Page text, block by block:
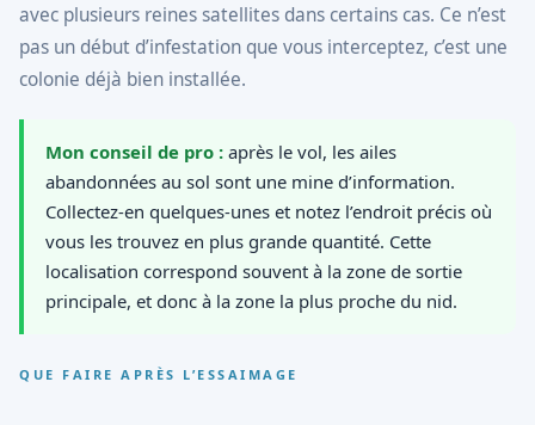
avec plusieurs reines satellites dans certains cas. Ce n’est
pas un début d’infestation que vous interceptez, c’est une
colonie déjà bien installée.
Mon conseil de pro : après le vol, les ailes
abandonnées au sol sont une mine d’information.
Collectez-en quelques-unes et notez l’endroit précis où
vous les trouvez en plus grande quantité. Cette
localisation correspond souvent à la zone de sortie
principale, et donc à la zone la plus proche du nid.
QUE FAIRE APRÈS L’ESSAIMAGE